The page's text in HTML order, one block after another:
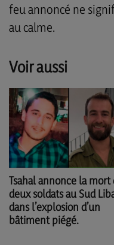
feu annoncé ne
au calme.
Voir aussi
Tsahal annonce la mort
deux soldats au Sud
dans l’explosion d’un
bâtiment piégé.